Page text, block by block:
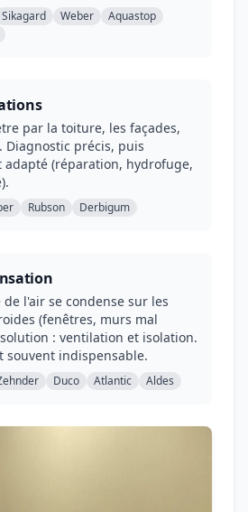
Sikagard Weber
Aquastop
par la toiture, les façades,
Diagnostic précis, puis
(réparation, hydrofuge,
Rubson Derbigum
l'air se condense sur les
(fenêtres, murs mal
solution : ventilation et isolation.
souvent indispensable.
Duco Atlantic Aldes